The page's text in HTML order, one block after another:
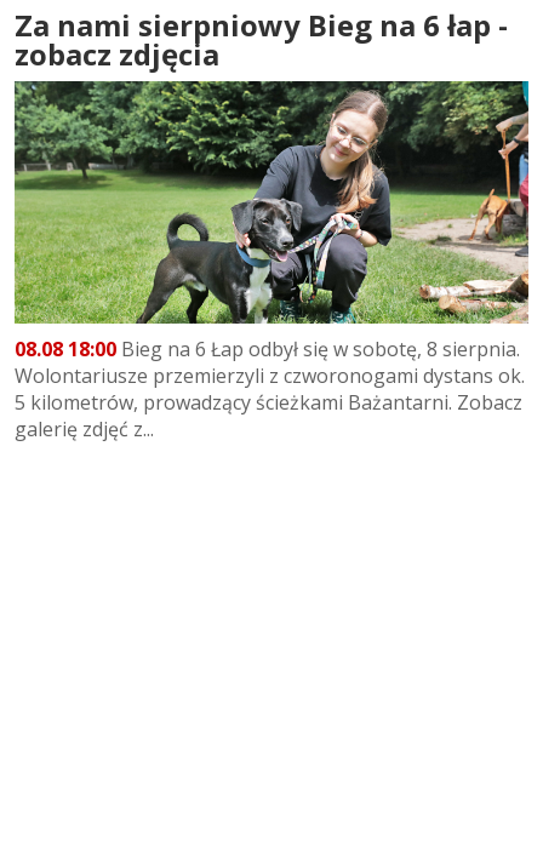
Za nami sierpniowy Bieg na 6 łap -
zobacz zdjęcia
08.08 18:00 Bieg na 6 Łap odbył się w sobotę, 8 sierpnia.
Wolontariusze przemierzyli z czworonogami dystans ok.
5 kilometrów, prowadzący ścieżkami Bażantarni. Zobacz
galerię zdjęć z...